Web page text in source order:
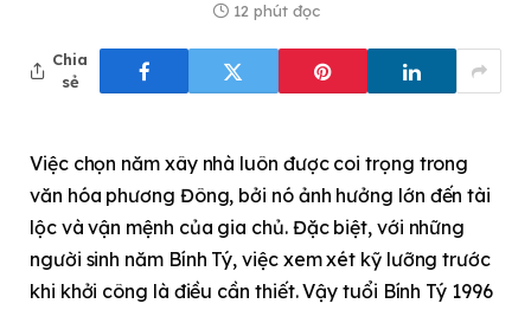
12 phút đọc
Chia
sẻ
Việc chọn năm xây nhà luôn được coi trọng trong
văn hóa phương Đông, bởi nó ảnh hưởng lớn đến tài
lộc và vận mệnh của gia chủ. Đặc biệt, với những
người sinh năm Bính Tý, việc xem xét kỹ lưỡng trước
khi khởi công là điều cần thiết. Vậy tuổi Bính Tý 1996